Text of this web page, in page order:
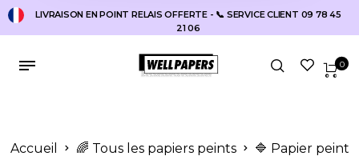
LIVRAISON EN POINT RELAIS OFFERTE - 📞 SERVICE CLIENT 09 78 45
21 06
0
Accueil 🌈 Tous les papiers peints
🔷 Papier peint